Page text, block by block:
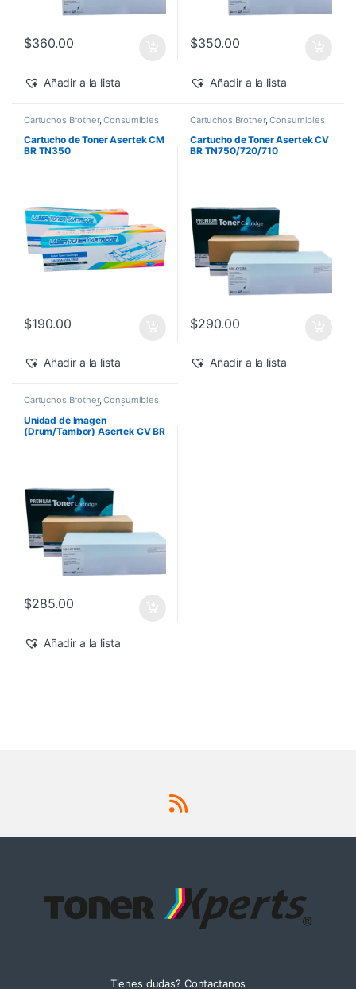
$360.00
Añadir a la lista
$350.00
Añadir a la lista
Cartuchos Brother,Consumibles
Cartucho de Toner Asertek CM
BR TN350
$190.00
Añadir a la lista
Cartuchos Brother,Consumibles
Cartucho de Toner Asertek CV
BR TN750/720/710
$290.00
Añadir a la lista
Cartuchos Brother,Consumibles
para Impresoras Drum Asertek
Unidad de Imagen
(Drum/Tambor) Asertek CV BR
$285.00
Añadir a la lista
Tienes dudas? Contactanos